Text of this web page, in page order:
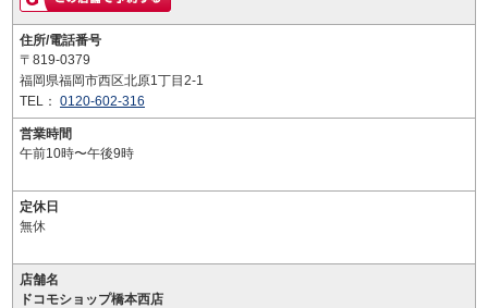
住所/電話番号
〒819-0379
福岡県福岡市西区北原1丁目2-1
TEL： 0120-602-316
営業時間
午前10時〜午後9時
定休日
無休
店舗名
ドコモショップ橋本西店